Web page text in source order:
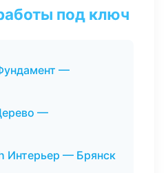
под ключ
—
—
Интерьер — Брянск